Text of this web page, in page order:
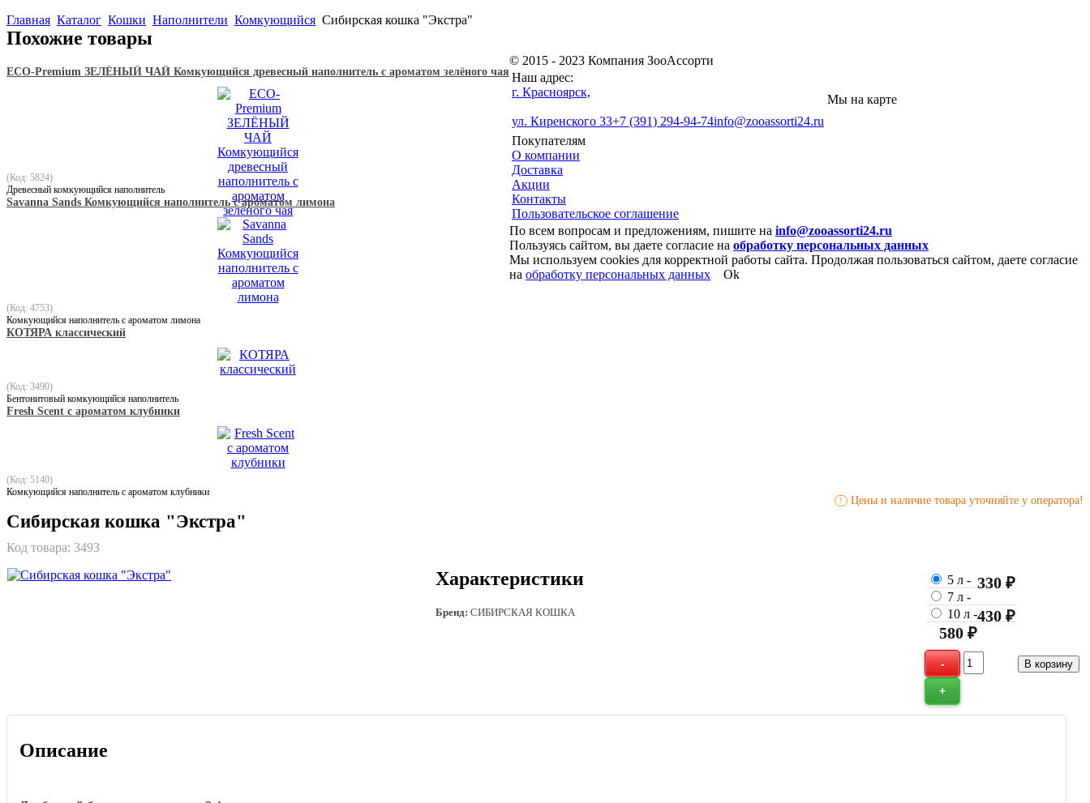
Главная Каталог Кошки Наполнители Комкующийся Сибирская кошка "Экстра"
Похожие товары
ECO-Premium ЗЕЛЁНЫЙ ЧАЙ Комкующийся древесный наполнитель с ароматом зелёного чая
(Код: 5824)
Древесный комкующийся наполнитель
Savanna Sands Комкующийся наполнитель с ароматом лимона
(Код: 4753)
Комкующийся наполнитель с ароматом лимона
КОТЯРА классический
(Код: 3490)
Бентонитовый комкующийся наполнитель
Fresh Scent с ароматом клубники
(Код: 5140)
Комкующийся наполнитель с ароматом клубники
! Цены и наличие товара уточняйте у оператора!
Сибирская кошка "Экстра"
Код товара: 3493
Характеристики
Бренд: СИБИРСКАЯ КОШКА
5 л - 330 ₽
7 л -
430 ₽
10 л -
580 ₽
Описание
© 2015 - 2023 Компания ЗооАссорти
Наш адрес:
г. Красноярск,
ул. Киренского 33+7 (391) 294-94-74info@zooassorti24.ru
Мы на карте
Покупателям
О компании
Доставка
Акции
Контакты
Пользовательское соглашение
По всем вопросам и предложениям, пишите на info@zooassorti24.ru
Пользуясь сайтом, вы даете согласие на обработку персональных данных
Мы используем cookies для корректной работы сайта. Продолжая пользоваться сайтом, даете согласие
на обработку персональных данных Ok